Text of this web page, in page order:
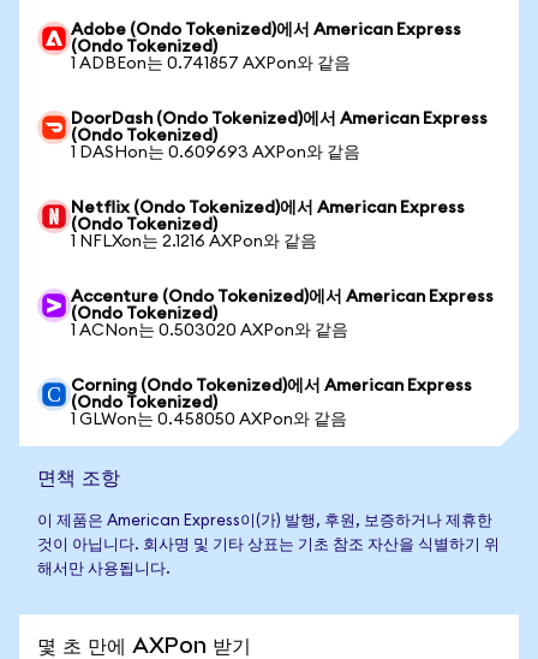
Adobe (Ondo Tokenized)에서 American Express
(Ondo Tokenized)
1 ADBEon는 0.741857 AXPon와 같음
DoorDash (Ondo Tokenized)에서 American Express
(Ondo Tokenized)
1 DASHon는 0.609693 AXPon와 같음
Netflix (Ondo Tokenized)에서 American Express
(Ondo Tokenized)
1 NFLXon는 2.1216 AXPon와 같음
Accenture (Ondo Tokenized)에서 American Express
(Ondo Tokenized)
1 ACNon는 0.503020 AXPon와 같음
Corning (Ondo Tokenized)에서 American Express
(Ondo Tokenized)
1 GLWon는 0.458050 AXPon와 같음
면책 조항
이 제품은 American Express이(가) 발행, 후원, 보증하거나 제휴한
것이 아닙니다. 회사명 및 기타 상표는 기초 참조 자산을 식별하기 위
해서만 사용됩니다.
몇 초 만에 AXPon 받기